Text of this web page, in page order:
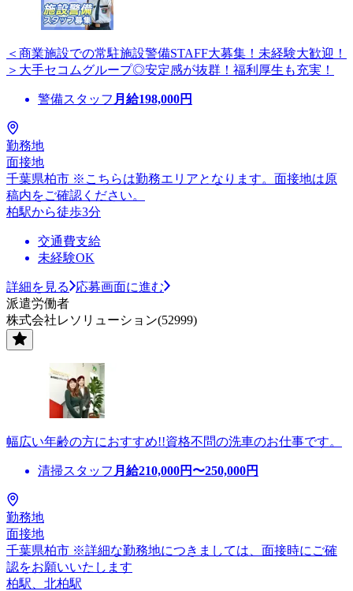
＜商業施設での常駐施設警備STAFF大募集！未経験大歓迎！
＞大手セコムグループ◎安定感が抜群！福利厚生も充実！
警備スタッフ 月給198,000円
勤務地
面接地
千葉県柏市 ※こちらは勤務エリアとなります。面接地は原
稿内をご確認ください。
柏駅から徒歩3分
交通費支給
未経験OK
詳細を見る
応募画面に進む
派遣労働者
株式会社レソリューション(52999)
幅広い年齢の方におすすめ!!資格不問の洗車のお仕事です。
清掃スタッフ 月給210,000円〜250,000円
勤務地
面接地
千葉県柏市 ※詳細な勤務地につきましては、面接時にご確
認をお願いいたします
柏駅、北柏駅